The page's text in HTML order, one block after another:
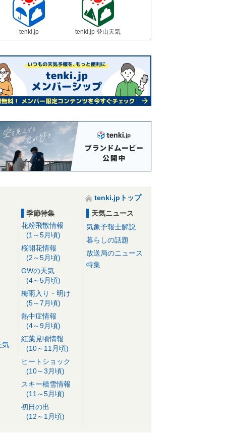
tenki.jp tenki.jp 登山天気
tenki.jpトップ
気
季節特集
花粉飛散情報
(1～5月頃)
桜開花情報
(2～5月頃)
GWの天気
(4～5月頃)
梅雨入り・明け
(5～7月頃)
熱中症情報
(4～9月頃)
紅葉見頃情報
(10～11月頃)
ヒートショック
(10～3月頃)
スキー積雪情報
(11～5月頃)
初日の出
(12～1月頃)
天気ニュース
気象予報士解説
暮らしの話題
放送局のニュース
特集